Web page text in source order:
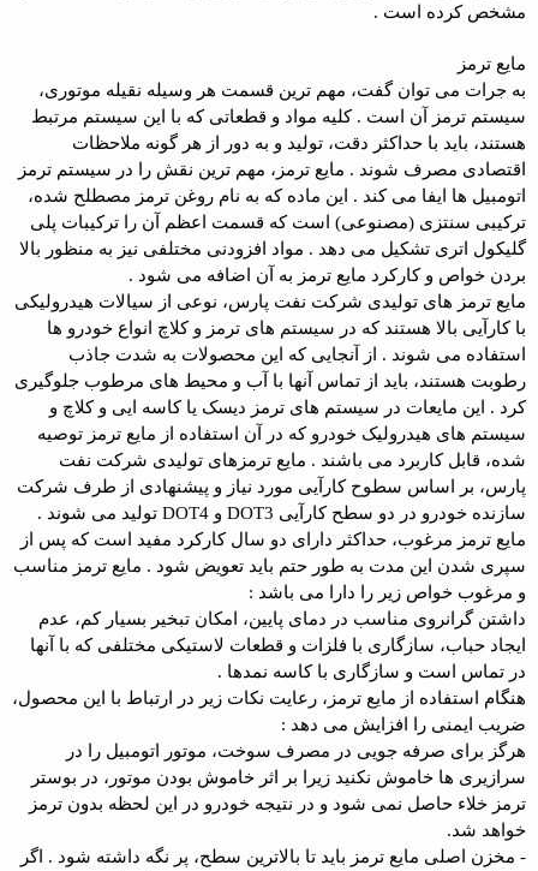
مشخص کرده است .
مایع ترمز
به جرات می توان گفت، مهم ترین قسمت هر وسیله نقیله موتوری،
سیستم ترمز آن است . کلیه مواد و قطعاتی که با این سیستم مرتبط
هستند، باید با حداکثر دقت، تولید و به دور از هر گونه ملاحظات
اقتصادی مصرف شوند . مایع ترمز، مهم ترین نقش را در سیستم ترمز
اتومبیل ها ایفا می کند . این ماده که به نام روغن ترمز مصطلح شده،
ترکیبی سنتزی (مصنوعی) است که قسمت اعظم آن را ترکیبات پلی
گلیکول اتری تشکیل می دهد . مواد افزودنی مختلفی نیز به منظور بالا
بردن خواص و کارکرد مایع ترمز به آن اضافه می شود .
مایع ترمز های تولیدی شرکت نفت پارس، نوعی از سیالات هیدرولیکی
با کارآیی بالا هستند که در سیستم های ترمز و کلاچ انواع خودرو ها
استفاده می شوند . از آنجایی که این محصولات به شدت جاذب
رطوبت هستند، باید از تماس آنها با آب و محیط های مرطوب جلوگیری
کرد . این مایعات در سیستم های ترمز دیسک یا کاسه ایی و کلاچ و
سیستم های هیدرولیک خودرو که در آن استفاده از مایع ترمز توصیه
شده، قابل کاربرد می باشند . مایع ترمزهای تولیدی شرکت نفت
پارس، بر اساس سطوح کارآیی مورد نیاز و پیشنهادی از طرف شرکت
سازنده خودرو در دو سطح کارآیی DOT3 و DOT4 تولید می شوند .
مایع ترمز مرغوب، حداکثر دارای دو سال کارکرد مفید است که پس از
سپری شدن این مدت به طور حتم باید تعویض شود . مایع ترمز مناسب
و مرغوب خواص زیر را دارا می باشد :
داشتن گرانروی مناسب در دمای پایین، امکان تبخیر بسیار کم، عدم
ایجاد حباب، سازگاری با فلزات و قطعات لاستیکی مختلفی که با آنها
در تماس است و سازگاری با کاسه نمدها .
هنگام استفاده از مایع ترمز، رعایت نکات زیر در ارتباط با این محصول،
ضریب ایمنی را افزایش می دهد :
هرگز برای صرفه جویی در مصرف سوخت، موتور اتومبیل را در
سرازیری ها خاموش نکنید زیرا بر اثر خاموش بودن موتور، در بوستر
ترمز خلاء حاصل نمی شود و در نتیجه خودرو در این لحظه بدون ترمز
خواهد شد.
- مخزن اصلی مایع ترمز باید تا بالاترین سطح، پر نگه داشته شود . اگر